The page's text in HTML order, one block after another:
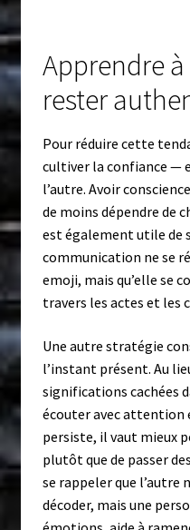
Apprendre
rester
Pour réduire cette
cultiver la confiance —
l’autre. Avoir
de moins dépendre de
est également utile de
communication ne se
emoji, mais qu’elle se
travers les actes et les
Une autre stratégie
l’instant présent. Au
significations cachées
écouter avec attention
persiste, il vaut mieux
plutôt que de passer
se rappeler que l’autre
décoder, mais une